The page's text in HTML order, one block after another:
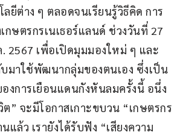
ยีต่าง ๆ ตลอดจนเรียนรู้วิธีคิด การ
กษตรกรเนเธอร์แลนด์ ช่วงวันที่ 27
2567 เพื่อเปิดมุมมองใหม่ ๆ และ
มาใช้พัฒนากลุ่มของตนเอง ซึ่งเป็น
งการเยือนแดนกังหันลมครั้งนี้ อนึ่ง
” จะมีโอกาสเกาะขบวน “เกษตรกร
แล้ว เรายังได้รับฟัง “เสียงความ